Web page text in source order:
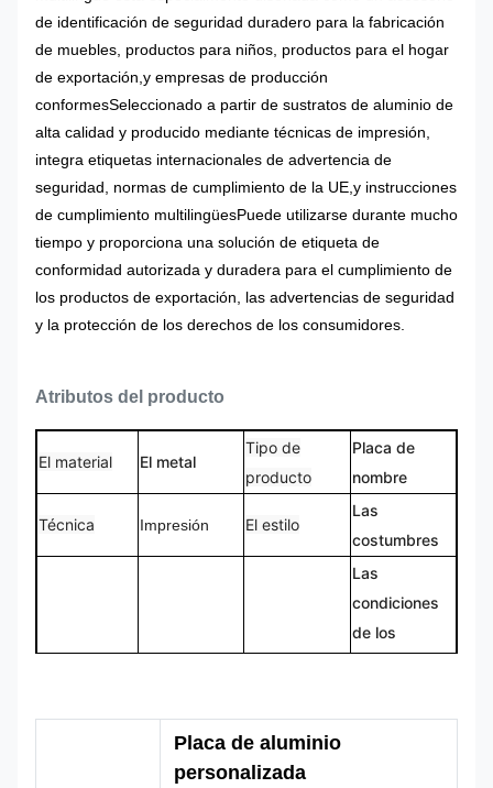
de identificación de seguridad duradero para la fabricación
de muebles, productos para niños, productos para el hogar
de exportación,y empresas de producción
conformesSeleccionado a partir de sustratos de aluminio de
alta calidad y producido mediante técnicas de impresión,
integra etiquetas internacionales de advertencia de
seguridad, normas de cumplimiento de la UE,y instrucciones
de cumplimiento multilingüesPuede utilizarse durante mucho
tiempo y proporciona una solución de etiqueta de
conformidad autorizada y duradera para el cumplimiento de
los productos de exportación, las advertencias de seguridad
y la protección de los derechos de los consumidores.
Atributos del producto
El material El metal
Tipo de
producto
Placa de
nombre
Técnica Impresión El estilo
Las
costumbres
Las
condiciones
de los
los vehículos
Placa de aluminio
personalizada